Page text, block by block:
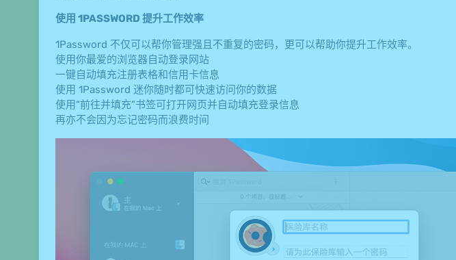
使用 1PASSWORD 提升工作效率
1Password 不仅可以帮你管理强且不重复的密码，更可以帮助你提升工作效率。
使用你最爱的浏览器自动登录网站
一键自动填充注册表格和信用卡信息
使用 1Password 迷你随时都可快速访问你的数据
使用“前往并填充”书签可打开网页并自动填充登录信息
再亦不会因为忘记密码而浪费时间